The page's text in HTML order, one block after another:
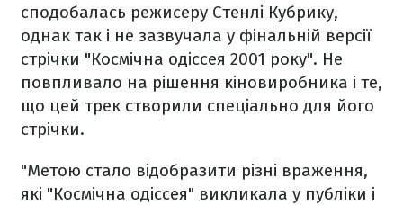
сподобалась режисеру Стенлі Кубрику,
однак так і не зазвучала у фінальній версії
стрічки "Космічна одіссея 2001 року". Не
повпливало на рішення кіновиробника і те,
що цей трек створили спеціально для його
стрічки.
"Метою стало відобразити різні враження,
які "Космічна одіссея" викликала у публіки і